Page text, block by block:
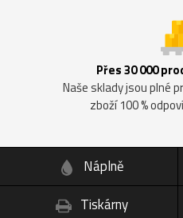
Přes 30 000
Naše sklady jsou plné
zboží 100 %
Náplně
Tiskárny